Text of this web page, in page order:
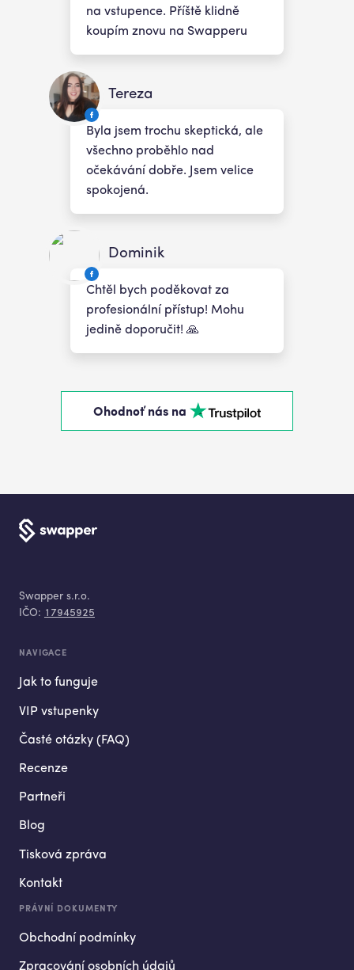
na vstupence. Příště klidně
koupím znovu na Swapperu
Tereza
Byla jsem trochu skeptická, ale
všechno proběhlo nad
očekávání dobře. Jsem velice
spokojená.
Dominik
Chtěl bych poděkovat za
profesionální přístup! Mohu
jedině doporučit! 🙏
Ohodnoť nás na
Swapper s.r.o.
IČO: 17945925
NAVIGACE
Jak to funguje
VIP vstupenky
Časté otázky (FAQ)
Recenze
Partneři
Blog
Tisková zpráva
Kontakt
PRÁVNÍ DOKUMENTY
Obchodní podmínky
Zpracování osobních údajů